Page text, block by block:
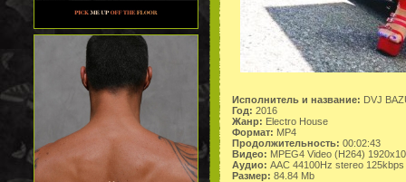
Исполнитель и название: DVJ
Год: 2016
Жанр: Electro House
Формат: MP4
Продолжительность: 00:02:43
Видео: MPEG4 Video (H264)
Аудио: AAC 44100Hz stereo 125kbps
Размер: 84.84 Mb